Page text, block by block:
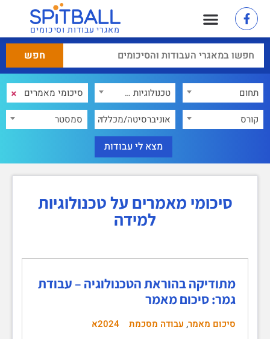
מאגרי עבודות וסיכומים
תחום טכנולוגיות למידה ×
קורס אוניברסיטה/מכללה סמסטר
סיכומי מאמרים על טכנולוגיות
למידה
מתודיקה בהוראת הטכנולוגיה – עבודת
גמר: סיכום מאמר
סיכום מאמר, עבודה מסכמת 2024א